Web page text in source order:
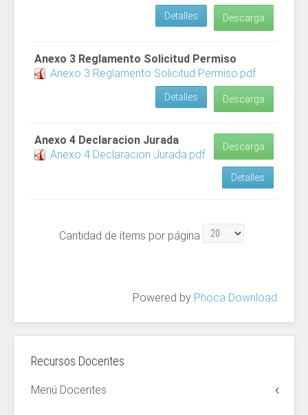
Descarga
Detalles
Anexo 3 Reglamento Solicitud Permiso
Anexo 3 Reglamento Solicitud Permiso.pdf
Descarga
Detalles
Anexo 4 Declaracion Jurada
Anexo 4 Declaracion Jurada.pdf
Descarga
Detalles
Cantidad de ítems por página
Powered by Phoca Download
Recursos Docentes
Menú Docentes